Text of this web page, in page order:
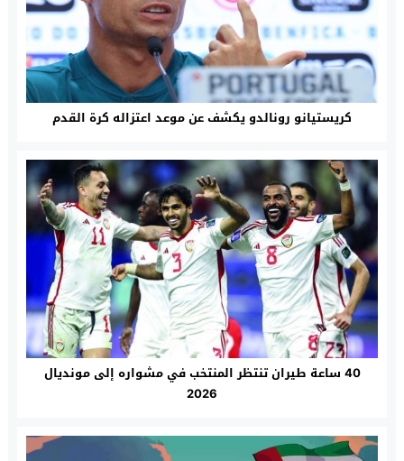
كريستيانو رونالدو يكشف عن موعد اعتزاله كرة القدم
40 ساعة طيران تنتظر المنتخب في مشواره إلى مونديال
2026